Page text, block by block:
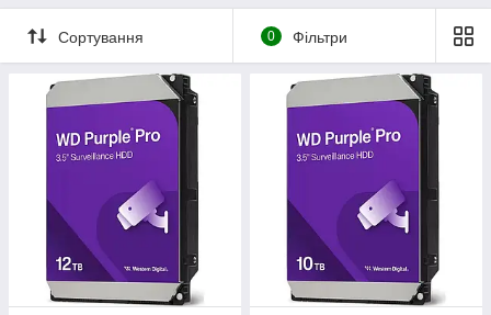
Сортування 0 Фільтри